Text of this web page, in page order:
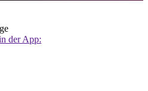
der App: